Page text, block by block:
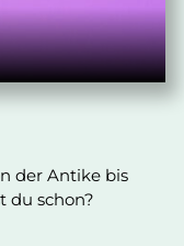
der Antike bis
du schon?